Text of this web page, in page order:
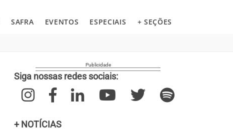
SAFRA EVENTOS ESPECIAIS + SEÇÕES
Siga nossas redes sociais:
+ NOTÍCIAS